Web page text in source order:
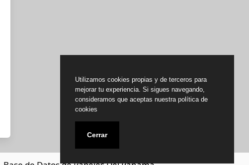
Utilizamos cookies propias y de terceros para
mejorar tu experiencia. Si sigues navegando,
consideramos que aceptas nuestra política de
cookies
Cerrar